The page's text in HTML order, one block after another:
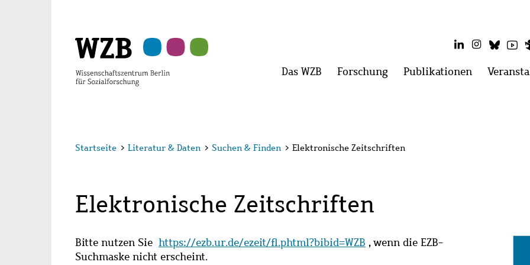
LinkedInInstagram
Hauptmenü
Das WZB Menü
Forschung Menü
Publikationen Menü
Startseite > Literatur & Daten > Suchen & Finden > Elektronische Zeitschriften
Elektronische Zeitschriften
Bitte nutzen Sie https://ezb.ur.de/ezeit/fl.phtml?bibid=WZB , wenn die EZB-
Suchmaske nicht erscheint.